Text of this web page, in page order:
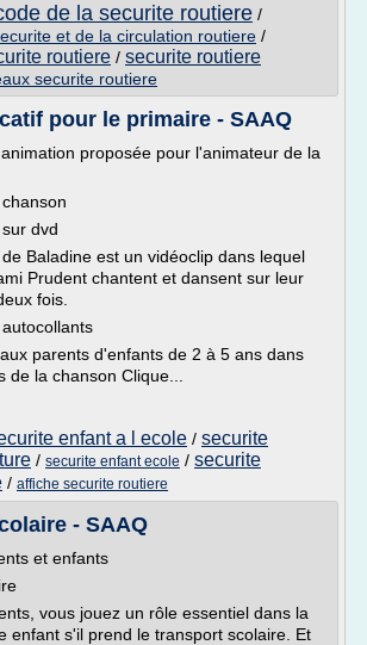
de la securite routiere /
et de la circulation routiere /
routiere / securite routiere
securite routiere
pour le primaire - SAAQ
proposée pour l'animateur de la
dvd
Baladine est un vidéoclip dans lequel
Prudent chantent et dansent sur leur
fois.
parents d'enfants de 2 à 5 ans dans
de la chanson Clique...
enfant a l ecole / securite
/ securite enfant ecole / securite
/ affiche securite routiere
- SAAQ
et enfants
vous jouez un rôle essentiel dans la
enfant s'il prend le transport scolaire. Et